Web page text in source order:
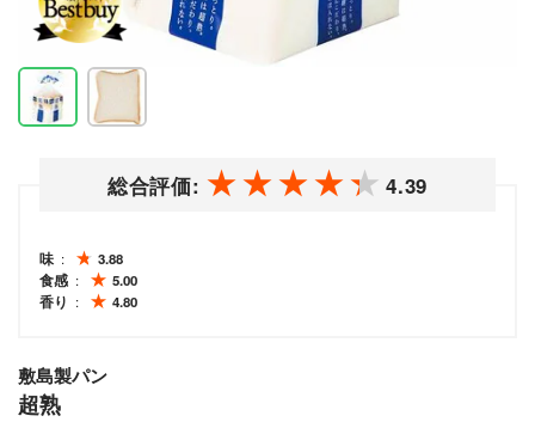
総合評価: 4.39
味
3.88
食感
5.00
香り
4.80
敷島製パン
超熟